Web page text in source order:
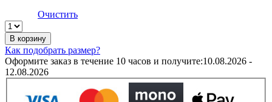
Очистить
Crocs
Off
Grid
Clog
White
арт.
В корзину
Как подобрать размер?
Оформите заказ в течение 10 часов и получите:10.08.2026 -
12.08.2026